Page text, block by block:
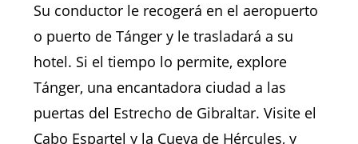
Su conductor le recogerá en el aeropuerto
o puerto de Tánger y le trasladará a su
hotel. Si el tiempo lo permite, explore
Tánger, una encantadora ciudad a las
puertas del Estrecho de Gibraltar. Visite el
Cabo Espartel y la Cueva de Hércules, y